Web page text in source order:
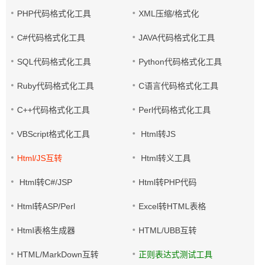
PHP代码格式化工具 XML压缩/格式化
C#代码格式化工具 JAVA代码格式化工具
SQL代码格式化工具 Python代码格式化工具
Ruby代码格式化工具 C语言代码格式化工具
C++代码格式化工具 Perl代码格式化工具
VBScript格式化工具 Html转JS
Html/JS互转 Html转义工具
Html转C#/JSP Html转PHP代码
Html转ASP/Perl Excel转HTML表格
Html表格生成器 HTML/UBB互转
HTML/MarkDown互转 正则表达式测试工具